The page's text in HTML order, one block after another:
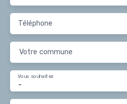
Téléphone
Votre commune
-
Vous souhaitez